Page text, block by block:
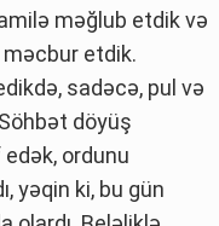
məğlub etdik və
məcbur etdik.
sadəcə, pul və
döyüş
ordunu
yəqin ki, bu gün